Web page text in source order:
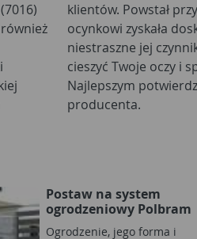
efekcie
producenta.
Postaw na system
ogrodzeniowy Polbram
Ogrodzenie, jego forma i